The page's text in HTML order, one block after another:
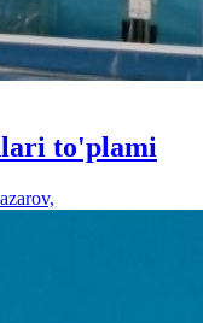
to'plami